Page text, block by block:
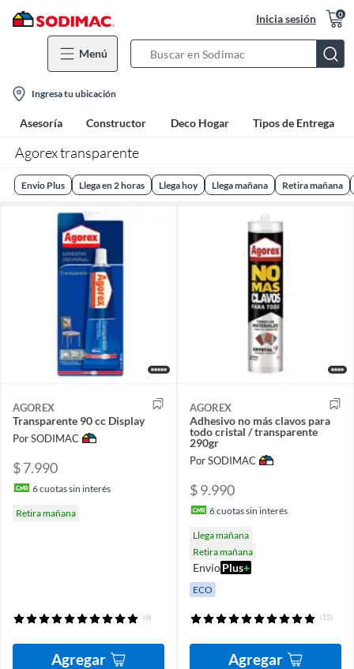
Inicia sesión 0
Menú
Bar
location-
icon
Ingresa tu ubicación
Asesoría Constructor Deco Hogar Tipos de Entrega
Agorex transparente
Envio Plus Llega en 2 horas Llega hoy Llega mañana Retira mañana
AGOREX
Transparente 90 cc Display
Por SODIMAC
$ 7.990
6cuotas sin interés
Retira mañana
(6)
Agregar
AGOREX
Adhesivo no más clavos para
todo cristal / transparente
290gr
Por SODIMAC
$ 9.990
6cuotas sin interés
Llega mañana
Retira mañana
EnvíoPlus+
ECO
(15)
Agregar